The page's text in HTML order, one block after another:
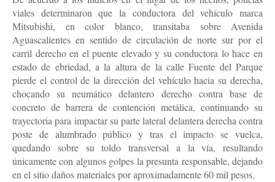
viales determinaron que la conductora del vehículo marca
Mitsubishi, en color blanco, transitaba sobre Avenida
Aguascalientes en sentido de circulación de norte sur por el
carril derecho en el puente elevado y su conductora lo hace en
estado de ebriedad, a la altura de la calle Fuente del Parque
pierde el control de la dirección del vehículo hacia su derecha,
chocando su neumático delantero derecho contra base de
concreto de barrera de contención metálica, continuando su
trayectoria para impactar su parte lateral delantera derecha contra
poste de alumbrado público y tras el impacto se vuelca,
quedando sobre su toldo transversal a la vía, resultando
únicamente con algunos golpes la presunta responsable, dejando
en el sitio daños materiales por aproximadamente 60 mil pesos.